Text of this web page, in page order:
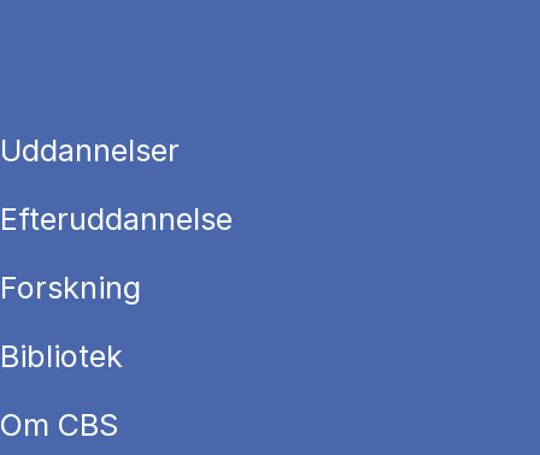
Uddannelser
Efteruddannelse
Forskning
Bibliotek
Om CBS